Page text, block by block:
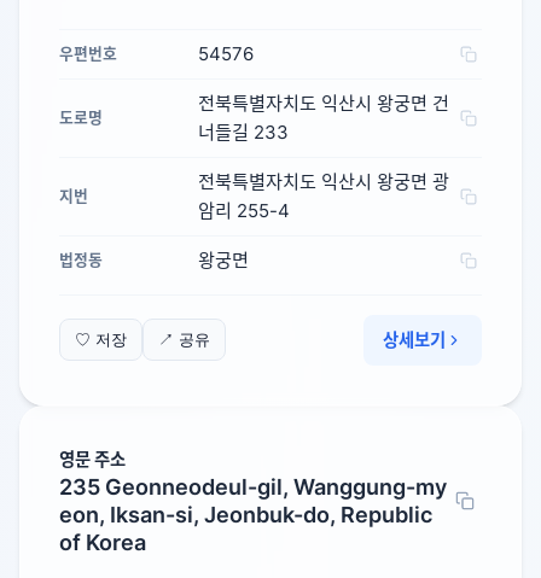
우편번호 54576
도로명
전북특별자치도 익산시 왕궁면 건
너들길 233
지번
전북특별자치도 익산시 왕궁면 광
암리 255-4
법정동 왕궁면
♡ 저장 ↗ 공유 상세보기
영문 주소
235 Geonneodeul-gil, Wanggung-my
eon, Iksan-si, Jeonbuk-do, Republic
of Korea